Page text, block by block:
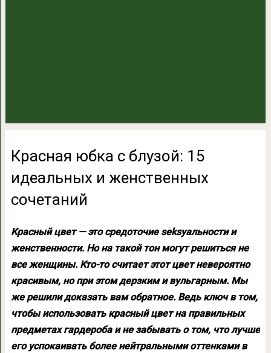
Красная юбка с блузой: 15
идеальных и женственных
сочетаний
Красный цвет — это средоточие seksуальности и
женственности. Но на такой тон могут решиться не
все женщины. Кто-то считает этот цвет невероятно
красивым, но при этом дерзким и вульгарным. Мы
же решили доказать вам обратное. Ведь ключ в том,
чтобы использовать красный цвет на правильных
предметах гардероба и не забывать о том, что лучше
его успокаивать более нейтральными оттенками в